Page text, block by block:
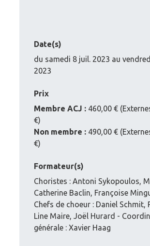
Date(s)
du samedi 8 juil. 2023 au
2023
Prix
Membre ACJ : 460,00 €
€)
Non membre : 490,00 €
€)
Formateur(s)
Choristes : Antoni Sykopoulos,
Catherine Baclin, Françoise
Chefs de choeur : Daniel Schmit,
Line Maire, Joël Hurard -
générale : Xavier Haag